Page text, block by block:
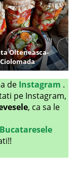
Olteneasca-
Ciolomada
de Instagram .
pe Instagram,
, ca sa le